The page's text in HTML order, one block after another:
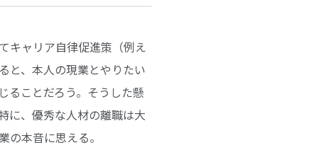
キャリア自律促進策（例え
と、本人の現業とやりたい
ることだろう。そうした懸
に、優秀な人材の離職は大
本音に思える。